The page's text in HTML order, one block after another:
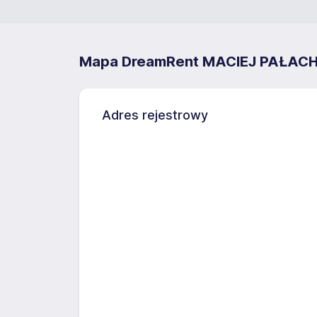
Mapa DreamRent MACIEJ
Adres rejestrowy